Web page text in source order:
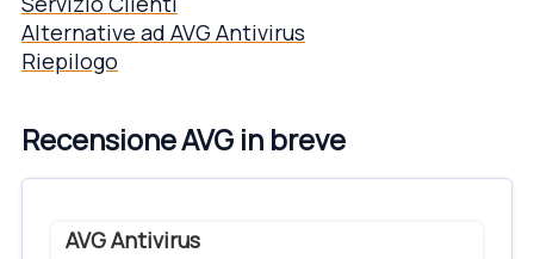
Alternative ad AVG Antivirus
Riepilogo
Recensione AVG in breve
AVG Antivirus